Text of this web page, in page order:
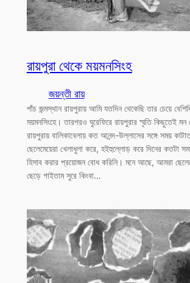
রায়পুরা থেকে ময়মনসিংহ
জয়ন্তী রায়
পাঁচ জন্মস্থান রায়পুরায় আমি যতদিন থেকেছি তার চেয়ে
ময়মনসিংহে। তারপরও ঘুরেফিরে রায়পুরার স্মৃতি কিছুতেই
রায়পুরায় বালিকাবেলায় কত আনন্দ-উল্লাসের সঙ্গে সময়
ছেলেমেয়েরা খেলাধুলা করে, হইহুল্লোড় করে দিনের কতটা
হিসাব করার প্রয়োজন বোধ করিনি। মনে আছে, আমরা
ছেড়ে গাইতাম সুরে কিংবা…